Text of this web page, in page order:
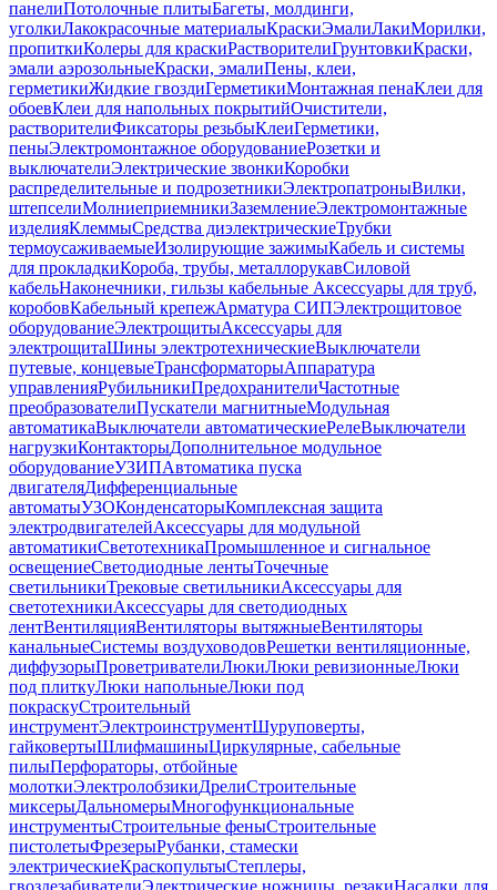
панелиПотолочные плитыБагеты, молдинги,
уголкиЛакокрасочные материалыКраскиЭмалиЛакиМорилки,
пропиткиКолеры для краскиРастворителиГрунтовкиКраски,
эмали аэрозольныеКраски, эмалиПены, клеи,
герметикиЖидкие гвоздиГерметикиМонтажная пенаКлеи для
обоевКлеи для напольных покрытийОчистители,
растворителиФиксаторы резьбыКлеиГерметики,
пеныЭлектромонтажное оборудованиеРозетки и
выключателиЭлектрические звонкиКоробки
распределительные и подрозетникиЭлектропатроныВилки,
штепселиМолниеприемникиЗаземлениеЭлектромонтажные
изделияКлеммыСредства диэлектрическиеТрубки
термоусаживаемыеИзолирующие зажимыКабель и системы
для прокладкиКороба, трубы, металлорукавСиловой
кабельНаконечники, гильзы кабельные Аксессуары для труб,
коробовКабельный крепежАрматура СИПЭлектрощитовое
оборудованиеЭлектрощитыАксессуары для
электрощитаШины электротехническиеВыключатели
путевые, концевыеТрансформаторыАппаратура
управленияРубильникиПредохранителиЧастотные
преобразователиПускатели магнитныеМодульная
автоматикаВыключатели автоматическиеРелеВыключатели
нагрузкиКонтакторыДополнительное модульное
оборудованиеУЗИПАвтоматика пуска
двигателяДифференциальные
автоматыУЗОКонденсаторыКомплексная защита
электродвигателейАксессуары для модульной
автоматикиСветотехникаПромышленное и сигнальное
освещениеСветодиодные лентыТочечные
светильникиТрековые светильникиАксессуары для
светотехникиАксессуары для светодиодных
лентВентиляцияВентиляторы вытяжныеВентиляторы
канальныеСистемы воздуховодовРешетки вентиляционные,
диффузорыПроветривателиЛюкиЛюки ревизионныеЛюки
под плиткуЛюки напольныеЛюки под
покраскуСтроительный
инструментЭлектроинструментШуруповерты,
гайковертыШлифмашиныЦиркулярные, сабельные
пилыПерфораторы, отбойные
молоткиЭлектролобзикиДрелиСтроительные
миксерыДальномерыМногофункциональные
инструментыСтроительные феныСтроительные
пистолетыФрезерыРубанки, стамески
электрическиеКраскопультыСтеплеры,
гвоздезабивателиЭлектрические ножницы, резакиНасадки для